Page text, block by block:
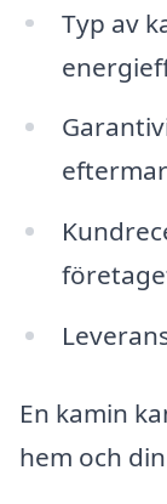
Typ av
En kamin
hem och